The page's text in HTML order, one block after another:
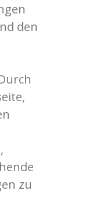
den
zu